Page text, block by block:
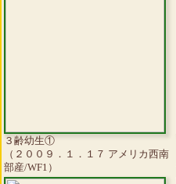
３齢幼生①
（２００９．１．１７ アメリカ西南
部産/WF1）